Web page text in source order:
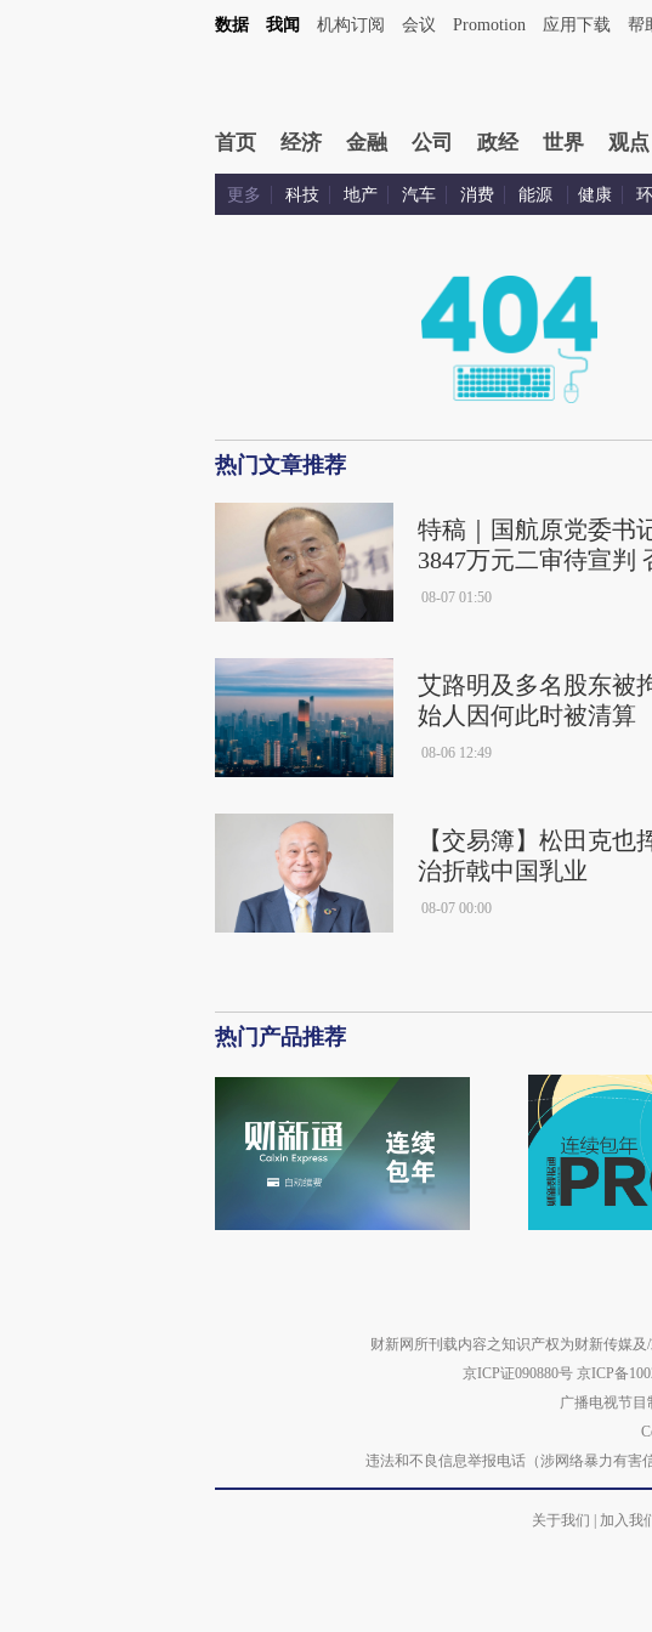
数据 我闻 机构订阅 会议 Promotion 应用下载 帮
首页 经济 金融 公司 政经 世界 观点
更多 科技 地产 汽车 消费 能源 健康
热门文章推荐
特稿｜国航原党委书
3847万元二审待宣判
指控
08-07 01:50
艾路明及多名股东被
始人因何此时被清算
08-06 12:49
【交易簿】松田克也
治折戟中国乳业
08-07 00:00
热门产品推荐
财新网所刊载内容之知识产权为财新传媒
京ICP证090880号 京ICP备
广播电视节目
违法和不良信息举报电话（涉网络暴力有害
关于我们 | 加入我